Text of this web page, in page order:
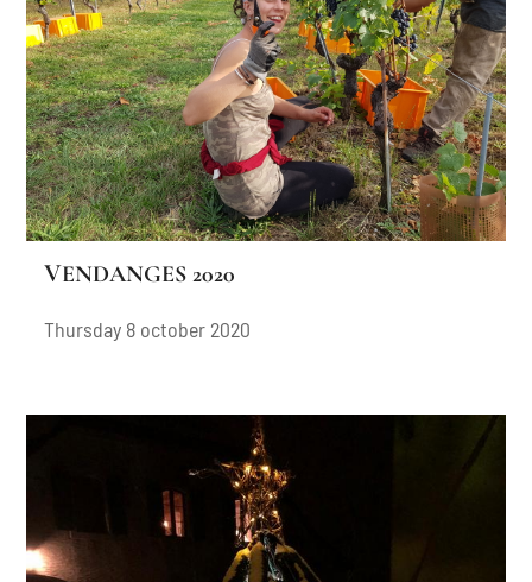
VENDANGES 2020
Thursday 8 october 2020